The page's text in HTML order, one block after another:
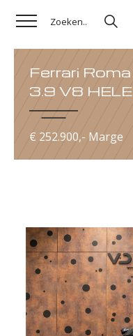
Ferrari Roma
3.9 V8 HELE
€ 252.900,- Marge